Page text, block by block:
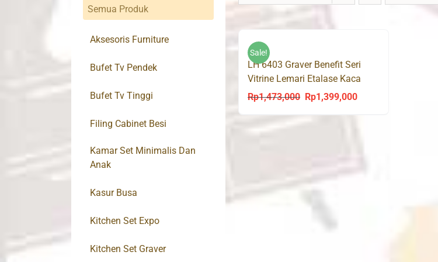
Sale!
LH 6403 Graver Benefit Seri
Vitrine Lemari Etalase Kaca
Rp1,473,000
Original
Rp1,399,000Current
Semua Produk
Aksesoris Furniture
Bufet Tv Pendek
Bufet Tv Tinggi
Filing Cabinet Besi
Kamar Set Minimalis Dan
Anak
Kasur Busa
Kitchen Set Expo
Kitchen Set Graver